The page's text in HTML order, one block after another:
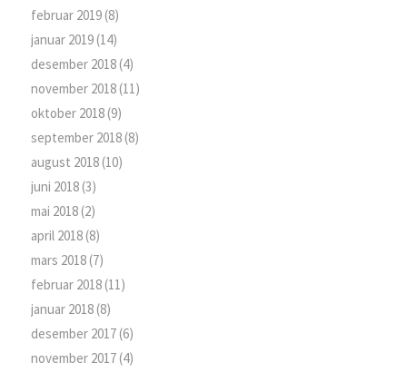
februar 2019(8)
januar 2019(14)
desember 2018(4)
november 2018(11)
oktober 2018(9)
september 2018(8)
august 2018(10)
juni 2018(3)
mai 2018(2)
april 2018(8)
mars 2018(7)
februar 2018(11)
januar 2018(8)
desember 2017(6)
november 2017(4)